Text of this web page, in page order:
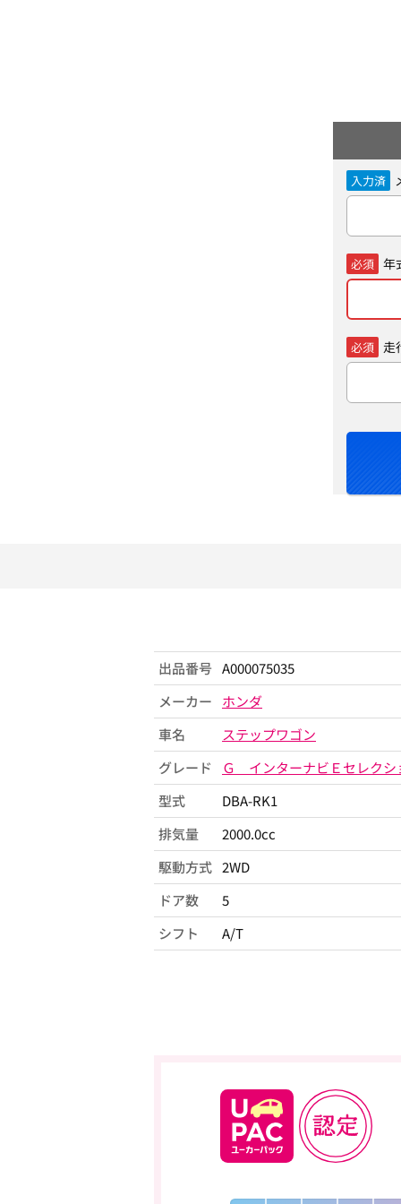
入力済
必須 年
必須 走
出品番号 A000075035
メーカー
ホンダ
車名
ステップワゴン
グレード
Ｇ インターナビＥセレクシ
型式
DBA-RK1
排気量
2000.0cc
駆動方式 2WD
ドア数
5
シフト
A/T